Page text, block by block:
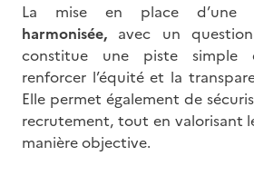
La mise en place d’une
harmonisée, avec un
constitue une piste simple
renforcer l’équité et la
Elle permet également de
recrutement, tout en valorisant
manière objective.